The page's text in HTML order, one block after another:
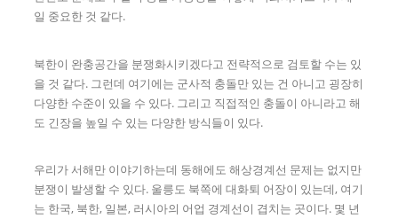
일 중요한 것 같다.
북한이 완충공간을 분쟁화시키겠다고 전략적으로 검토할 수는 있
을 것 같다. 그런데 여기에는 군사적 충돌만 있는 건 아니고 굉장히
다양한 수준이 있을 수 있다. 그리고 직접적인 충돌이 아니라고 해
도 긴장을 높일 수 있는 다양한 방식들이 있다.
우리가 서해만 이야기하는데 동해에도 해상경계선 문제는 없지만
분쟁이 발생할 수 있다. 울릉도 북쪽에 대화퇴 어장이 있는데, 여기
는 한국, 북한, 일본, 러시아의 어업 경계선이 겹치는 곳이다. 몇 년